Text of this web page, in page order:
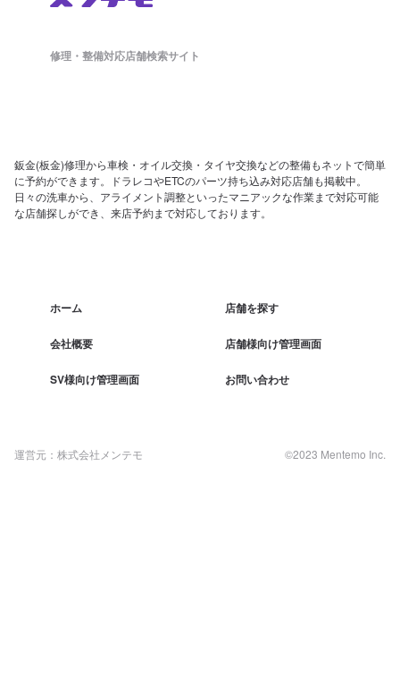
修理・整備対応店舗検索サイト
鈑金(板金)修理から車検・オイル交換・タイヤ交換などの整備もネットで簡単
に予約ができます。ドラレコやETCのパーツ持ち込み対応店舗も掲載中。
日々の洗車から、アライメント調整といったマニアックな作業まで対応可能
な店舗探しができ、来店予約まで対応しております。
ホーム 店舗を探す
会社概要 店舗様向け管理画面
SV様向け管理画面 お問い合わせ
運営元：株式会社メンテモ ©2023 Mentemo Inc.